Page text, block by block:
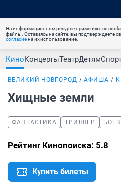
На информационном ресурсе применяются
файлы. Оставаясь на сайте, вы подтверждаете
согласиена их использование.
КиноКонцертыТеатрДетямСпорт
ВЕЛИКИЙ НОВГОРОД АФИША
Хищные земли
ФАНТАСТИКА ТРИЛЛЕР
Рейтинг Кинопоиска: 5.8
Купить билеты